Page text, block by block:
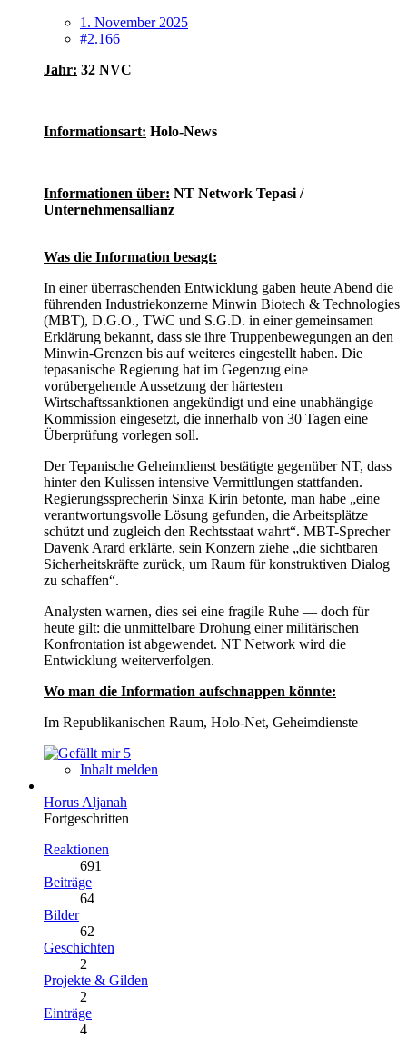
1. November 2025
#2.166
Jahr: 32 NVC
Informationsart: Holo-News
Informationen über: NT Network Tepasi /
Unternehmensallianz
Was die Information besagt:
In einer überraschenden Entwicklung gaben heute Abend die
führenden Industriekonzerne Minwin Biotech & Technologies
(MBT), D.G.O., TWC und S.G.D. in einer gemeinsamen
Erklärung bekannt, dass sie ihre Truppenbewegungen an den
Minwin-Grenzen bis auf weiteres eingestellt haben. Die
tepasanische Regierung hat im Gegenzug eine
vorübergehende Aussetzung der härtesten
Wirtschaftssanktionen angekündigt und eine unabhängige
Kommission eingesetzt, die innerhalb von 30 Tagen eine
Überprüfung vorlegen soll.
Der Tepanische Geheimdienst bestätigte gegenüber NT, dass
hinter den Kulissen intensive Vermittlungen stattfanden.
Regierungssprecherin Sinxa Kirin betonte, man habe „eine
verantwortungsvolle Lösung gefunden, die Arbeitsplätze
schützt und zugleich den Rechtsstaat wahrt“. MBT-Sprecher
Davenk Arard erklärte, sein Konzern ziehe „die sichtbaren
Sicherheitskräfte zurück, um Raum für konstruktiven Dialog
zu schaffen“.
Analysten warnen, dies sei eine fragile Ruhe — doch für
heute gilt: die unmittelbare Drohung einer militärischen
Konfrontation ist abgewendet. NT Network wird die
Entwicklung weiterverfolgen.
Wo man die Information aufschnappen könnte:
Im Republikanischen Raum, Holo-Net, Geheimdienste
5
Inhalt melden
Horus Aljanah
Fortgeschritten
Reaktionen
691
Beiträge
64
Bilder
62
Geschichten
2
Projekte & Gilden
2
Einträge
4